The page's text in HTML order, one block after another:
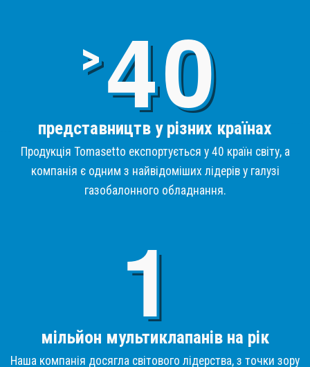
>4
представництв у різних країнах
Продукція Tomasetto експортується у 40 країн світу, а
компанія є одним з найвідоміших лідерів у галузі
газобалонного обладнання.
мільйон мультиклапанів на рік
Наша компанія досягла світового лідерства, з точки зору